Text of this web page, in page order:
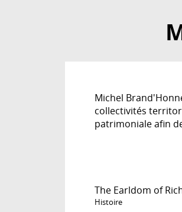
Michel
collectivités
patrimoniale afin
The Earldom of
Histoire